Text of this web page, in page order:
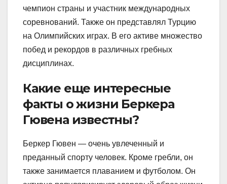
чемпион страны и участник международных
соревнований. Также он представлял Турцию
на Олимпийских играх. В его активе множество
побед и рекордов в различных гребных
дисциплинах.
Какие еще интересные
факты о жизни Беркера
Гювена известны?
Беркер Гювен — очень увлеченный и
преданный спорту человек. Кроме гребли, он
также занимается плаванием и футболом. Он